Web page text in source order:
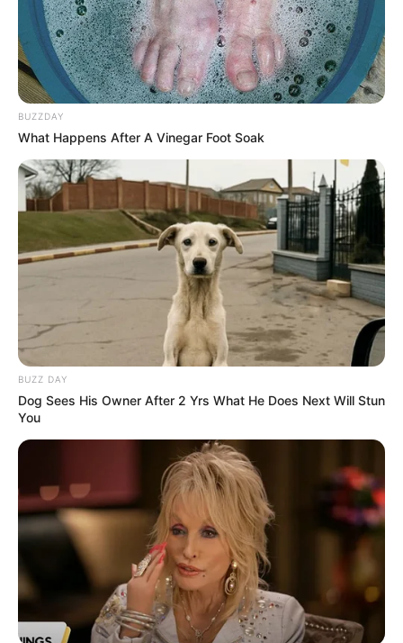
BUZZDAY
What Happens After A Vinegar Foot Soak
BUZZ DAY
Dog Sees His Owner After 2 Yrs What He Does Next Will Stun
You